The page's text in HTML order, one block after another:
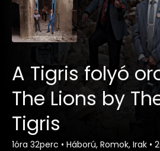
A Tigris folyó
The Lions by
Tigris
1óra 32perc • Háború, Romok, Irak •